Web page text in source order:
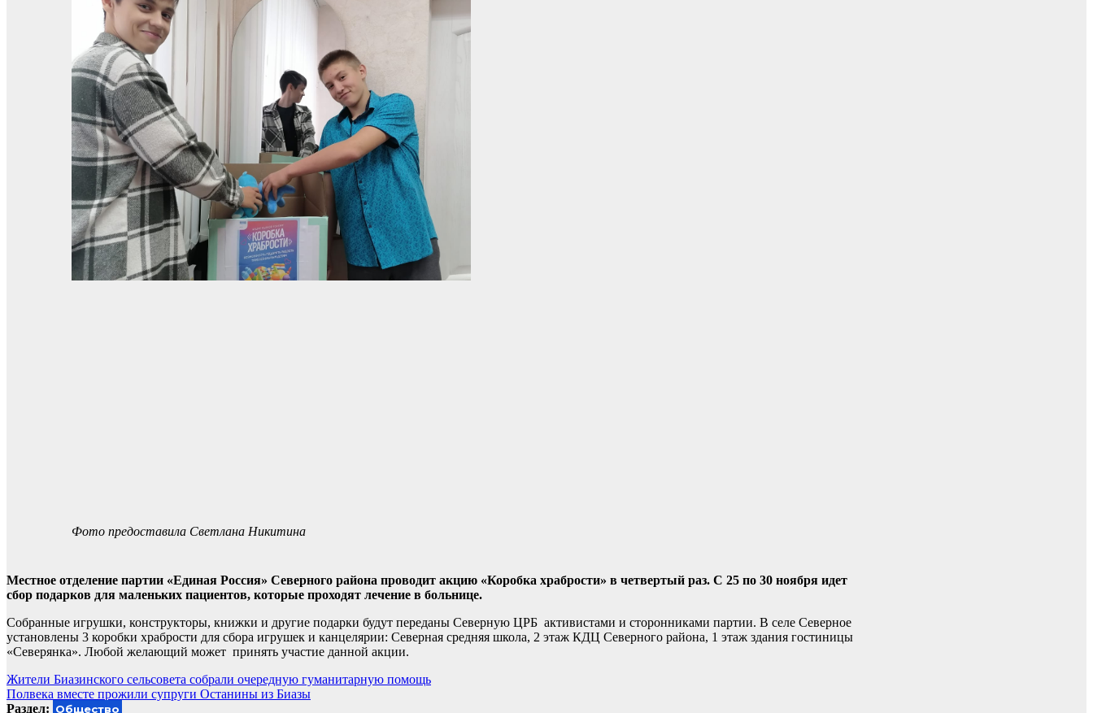
Фото предоставила Светлана Никитина
Местное отделение партии «Единая Россия» Северного района проводит акцию «Коробка храбрости» в четвертый раз. С 25 по 30 ноября идет
сбор подарков для маленьких пациентов, которые проходят лечение в больнице.
Собранные игрушки, конструкторы, книжки и другие подарки будут переданы Северную ЦРБ активистами и сторонниками партии. В селе Северное
установлены 3 коробки храбрости для сбора игрушек и канцелярии: Северная средняя школа, 2 этаж КДЦ Северного района, 1 этаж здания гостиницы
«Северянка». Любой желающий может принять участие данной акции.
Навигация
по
Жители Биазинского сельсовета собрали очередную гуманитарную помощь
Полвека вместе прожили супруги Останины из Биазы
Раздел: Общество